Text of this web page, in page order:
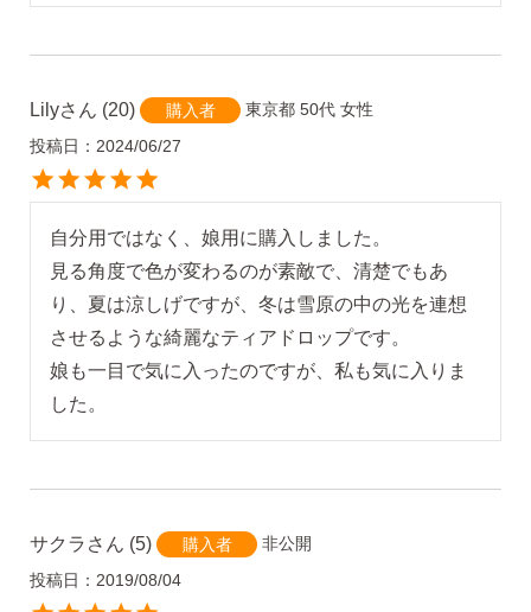
Lily 20 購入者 東京都 50代 女性
投稿日
2024/06/27
自分用ではなく、娘用に購入しました。
見る角度で色が変わるのが素敵で、清楚でもあ
り、夏は涼しげですが、冬は雪原の中の光を連想
させるような綺麗なティアドロップです。
娘も一目で気に入ったのですが、私も気に入りま
した。
サクラ 5 購入者
非公開
投稿日
2019/08/04